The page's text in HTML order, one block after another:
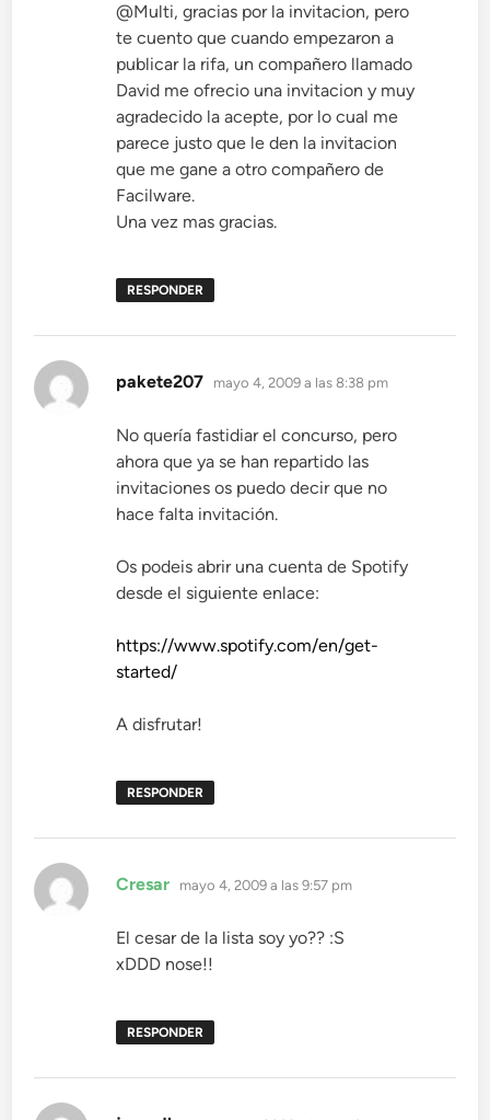
@Multi, gracias por la invitacion, pero
te cuento que cuando empezaron a
publicar la rifa, un compañero llamado
David me ofrecio una invitacion y muy
agradecido la acepte, por lo cual me
parece justo que le den la invitacion
que me gane a otro compañero de
Facilware.
Una vez mas gracias.
RESPONDER
pakete207 dice:
mayo 4, 2009 a las 8:38 pm
No quería fastidiar el concurso, pero
ahora que ya se han repartido las
invitaciones os puedo decir que no
hace falta invitación.
Os podeis abrir una cuenta de Spotify
desde el siguiente enlace:
https://www.spotify.com/en/get-
started/
A disfrutar!
RESPONDER
Cresar dice:
mayo 4, 2009 a las 9:57 pm
El cesar de la lista soy yo?? :S
xDDD nose!!
RESPONDER